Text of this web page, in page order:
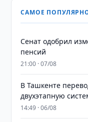
САМОЕ
Сенат одобрил
пенсий
21:00 · 07/08
В Ташкенте
двухэтапную
14:49 · 06/08